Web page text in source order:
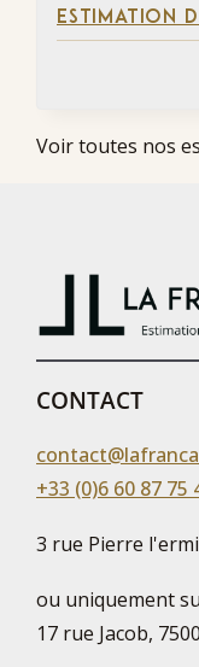
ESTIMATION
Voir toutes nos
CONTACT
+33 (0)6 60 87 75
3 rue Pierre
ou uniquement
17 rue Jacob,